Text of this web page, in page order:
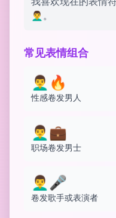
👨‍🦱。
常见表情组合
👨‍🦱🔥
性感卷发男人
👨‍🦱💼
职场卷发男士
👨‍🦱🎤
卷发歌手或表演者